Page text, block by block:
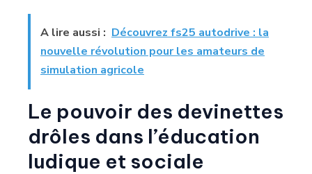
A lire aussi : Découvrez fs25 autodrive : la
nouvelle révolution pour les amateurs de
simulation agricole
Le pouvoir des devinettes
drôles dans l’éducation
ludique et sociale